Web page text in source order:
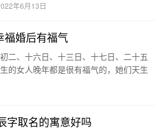
年6月13日
福婚后有福气
二、十六日、十三日、十七日、二十五
的女人晚年都是很有福气的，她们天生
字取名的寓意好吗